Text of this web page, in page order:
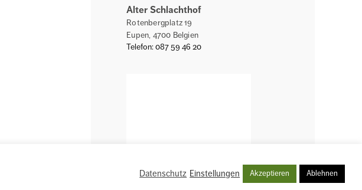
Alter Schlachthof
Rotenbergplatz 19
Eupen, 4700 Belgien
Telefon:087 59 46 20
Datenschutz Einstellungen Akzeptieren Ablehnen